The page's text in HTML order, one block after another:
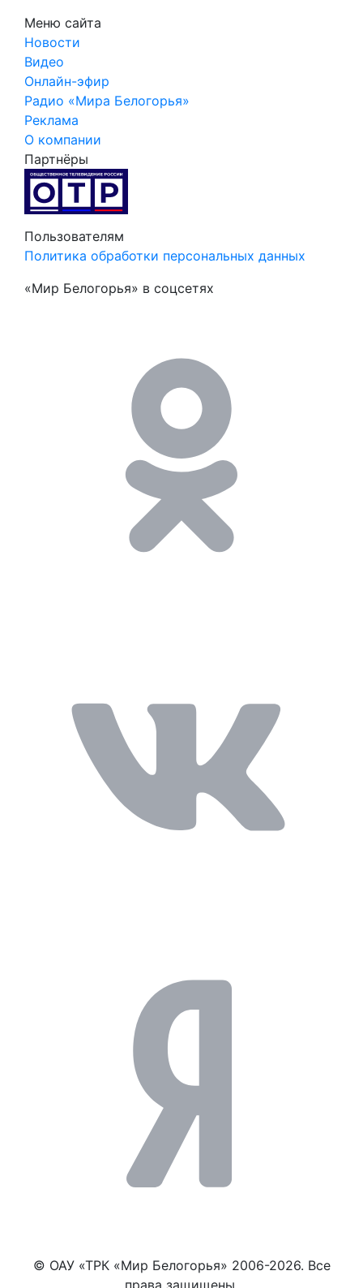
Меню сайта
Новости
Видео
Онлайн-эфир
Радио «Мира Белогорья»
Реклама
О компании
Партнёры
Пользователям
Политика обработки персональных данных
«Мир Белогорья» в соцсетях
© ОАУ «ТРК «Мир Белогорья» 2006-2026. Все
права защищены.